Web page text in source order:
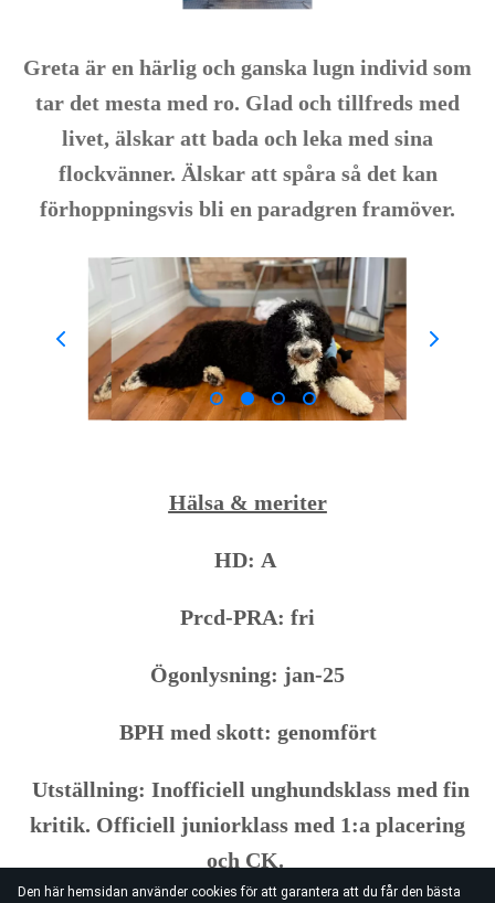
Den här hemsidan använder cookies för att garantera att du får den bästa
Greta är en härlig och ganska lugn individ som
tar det mesta med ro. Glad och tillfreds med
livet, älskar att bada och leka med sina
flockvänner. Älskar att spåra så det kan
förhoppningsvis bli en paradgren framöver.
Hälsa & meriter
HD: A
Prcd-PRA: fri
Ögonlysning: jan-25
BPH med skott: genomfört
Utställning: Inofficiell unghundsklass med fin
kritik. Officiell juniorklass med 1:a placering
och CK.